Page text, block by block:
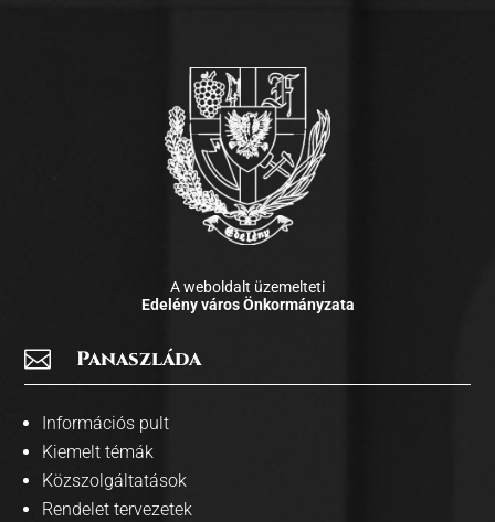
A weboldalt üzemelteti
Edelény város Önkormányzata
 Panaszláda
Információs pult
Kiemelt témák
Közszolgáltatások
Rendelet tervezetek